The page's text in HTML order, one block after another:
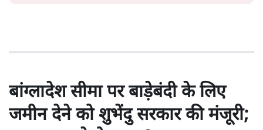
बांग्लादेश सीमा पर बाड़ेबंदी के लिए
जमीन देने को शुभेंदु सरकार की मंजूरी;